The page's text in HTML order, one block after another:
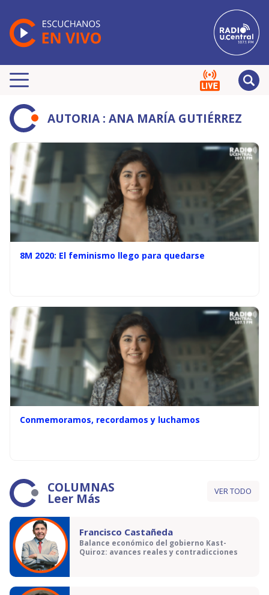
AUTORIA : ANA MARÍA GUTIÉRREZ
8M 2020: El feminismo llego para quedarse
Conmemoramos, recordamos y luchamos
COLUMNAS
Leer Más VER TODO
Francisco Castañeda
Balance económico del gobierno Kast-
Quiroz: avances reales y contradicciones